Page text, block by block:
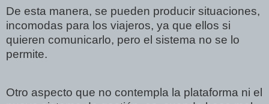
De esta manera, se pueden producir situaciones,
incomodas para los viajeros, ya que ellos si
quieren comunicarlo, pero el sistema no se lo
permite.
Otro aspecto que no contempla la plataforma ni el